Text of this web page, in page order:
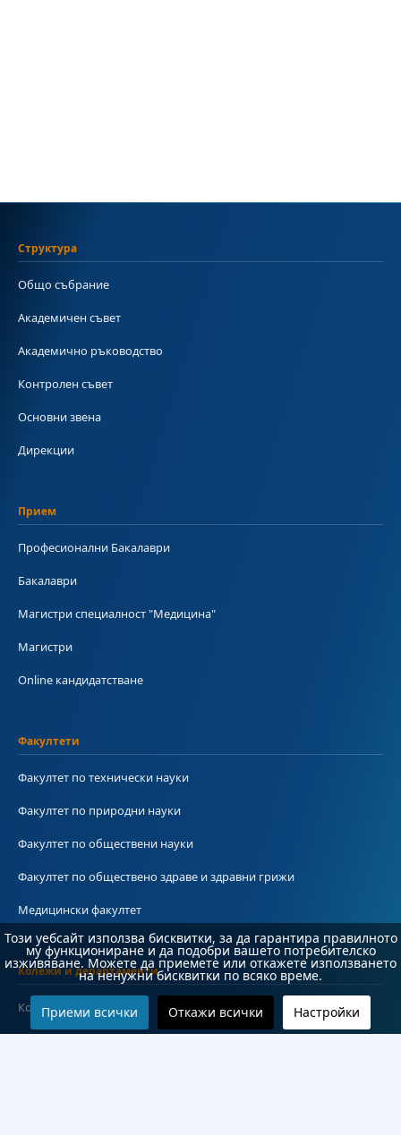
Структура
Общо събрание
Академичен съвет
Академично ръководство
Контролен съвет
Основни звена
Дирекции
Прием
Професионални Бакалаври
Бакалаври
Магистри специалност "Медицина"
Магистри
Online кандидатстване
Факултети
Факултет по технически науки
Факултет по природни науки
Факултет по обществени науки
Факултет по обществено здраве и здравни грижи
Медицински факултет
Колежи и департаменти
Колеж по туризъм
Този уебсайт използва бисквитки, за да гарантира правилното
му функциониране и да подобри вашето потребителско
изживяване. Можете да приемете или откажете използването
на ненужни бисквитки по всяко време.
Приеми всички Откажи всички Настройки